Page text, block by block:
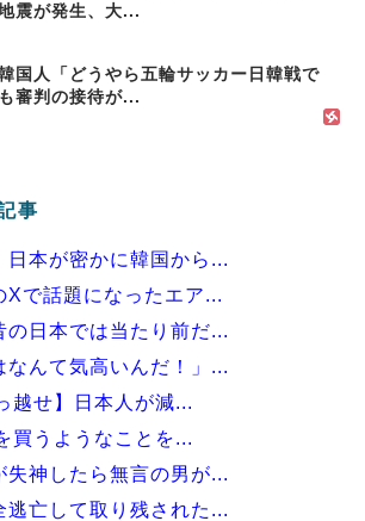
震が発生、大...
国人「どうやら五輪サッカー日韓戦で
も審判の接待が...
事
日本が密かに韓国から...
Xで話題になったエア...
の日本では当たり前だ...
なんて気高いんだ！」...
越せ】日本人が減...
買うようなことを...
失神したら無言の男が...
逃亡して取り残された...